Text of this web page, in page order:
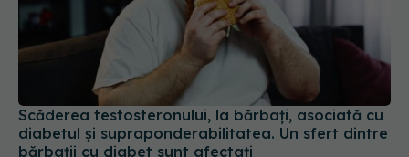
Scăderea testosteronului, la bărbați, asociată cu
diabetul și supraponderabilitatea. Un sfert dintre
bărbații cu diabet sunt afectați
04 noi 2022, 21:08